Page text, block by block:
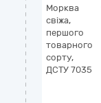
Морква
свіжа,
першого
товарного
сорту,
ДСТУ 7035